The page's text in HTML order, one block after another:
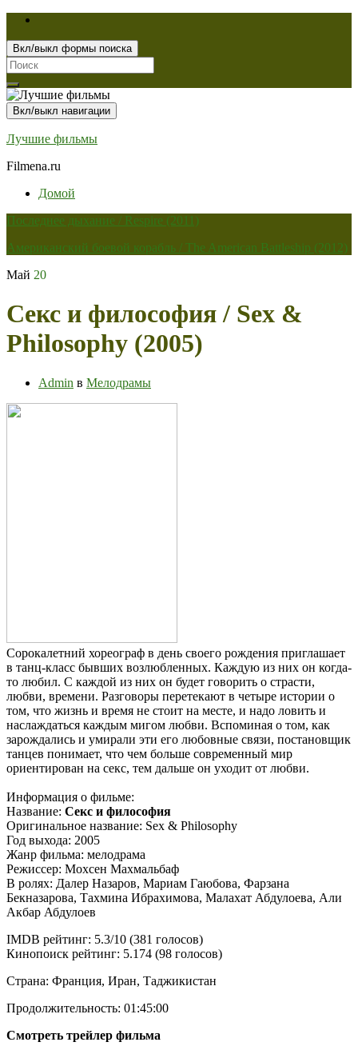
Вкл/выкл формы поиска
Search
for:
Вкл/выкл навигации
Лучшие фильмы
Filmena.ru
Домой
Последнее дыхание / Respire (2011)
Американский боевой корабль / The American Battleship (2012)
Май 20
Секс и философия / Sex &
Philosophy (2005)
Admin в Мелодрамы
Сорокалетний хореограф в день своего рождения приглашает
в танц-класс бывших возлюбленных. Каждую из них он когда-
то любил. С каждой из них он будет говорить о страсти,
любви, времени. Разговоры перетекают в четыре истории о
том, что жизнь и время не стоит на месте, и надо ловить и
наслаждаться каждым мигом любви. Вспоминая о том, как
зарождались и умирали эти его любовные связи, постановщик
танцев понимает, что чем больше современный мир
ориентирован на секс, тем дальше он уходит от любви.
Информация о фильме:
Название: Секс и философия
Оригинальное название: Sex & Philosophy
Год выхода: 2005
Жанр фильма: мелодрама
Режиссер: Мохсен Махмальбаф
В ролях: Далер Назаров, Мариам Гаюбова, Фарзана
Бекназарова, Тахмина Ибрахимова, Малахат Абдулоева, Али
Акбар Абдулоев
IMDB рейтинг: 5.3/10 (381 голосов)
Кинопоиск рейтинг: 5.174 (98 голосов)
Страна: Франция, Иран, Таджикистан
Продолжительность: 01:45:00
Смотреть трейлер фильма